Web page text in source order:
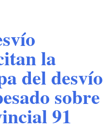
la
del desvío
sobre
91